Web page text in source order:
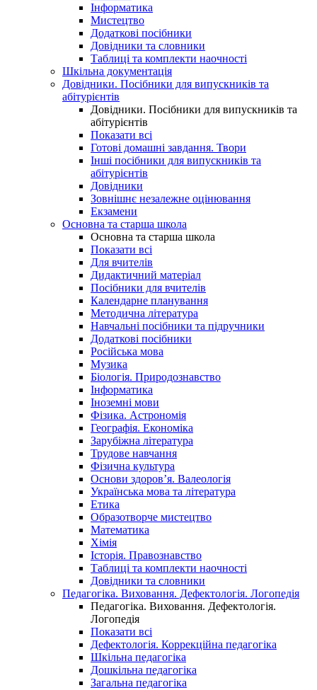
Інформатика
Мистецтво
Додаткові посібники
Довідники та словники
Таблиці та комплекти наочності
Шкільна документація
Довідники. Посібники для випускників та
абітурієнтів
Довідники. Посібники для випускників та
абітурієнтів
Показати всі
Готові домашні завдання. Твори
Інші посібники для випускників та
абітурієнтів
Довідники
Зовнішнє незалежне оцінювання
Екзамени
Основна та старша школа
Основна та старша школа
Показати всі
Для вчителів
Дидактичний матеріал
Посібники для вчителів
Календарне планування
Методична література
Навчальні посібники та підручники
Додаткові посібники
Російська мова
Музика
Біологія. Природознавство
Інформатика
Іноземні мови
Фізика. Астрономія
Географія. Економіка
Зарубіжна література
Трудове навчання
Фізична культура
Основи здоров’я. Валеологія
Українська мова та література
Етика
Образотворче мистецтво
Математика
Хімія
Історія. Правознавство
Таблиці та комплекти наочності
Довідники та словники
Педагогіка. Виховання. Дефектологія. Логопедія
Педагогіка. Виховання. Дефектологія.
Логопедія
Показати всі
Дефектологія. Коррекційна педагогіка
Шкільна педагогіка
Дошкільна педагогіка
Загальна педагогіка